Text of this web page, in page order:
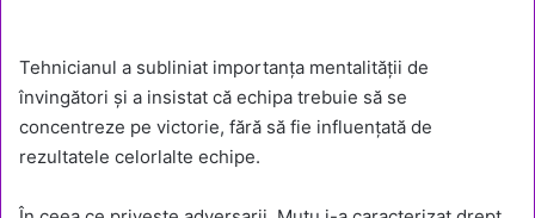
Tehnicianul a subliniat importanța mentalității de
învingători și a insistat că echipa trebuie să se
concentreze pe victorie, fără să fie influențată de
rezultatele celorlalte echipe.